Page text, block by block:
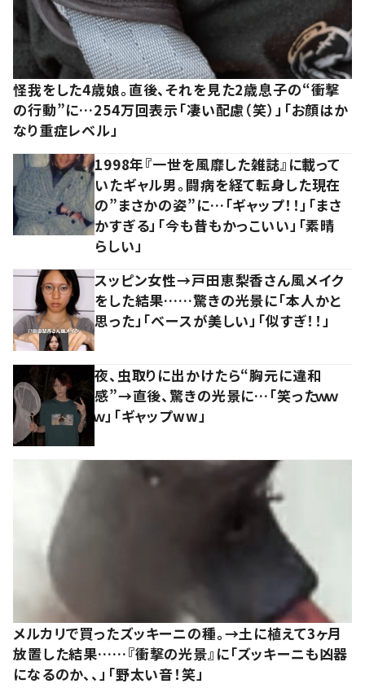
怪我をした4歳娘。直後、それを見た2歳息子の“衝撃
の行動”に…254万回表示「凄い配慮（笑）」「お顔はか
なり重症レベル」
1998年『一世を風靡した雑誌』に載って
いたギャル男。闘病を経て転身した現在
の”まさかの姿”に…「ギャップ！！」「まさ
かすぎる」「今も昔もかっこいい」「素晴
らしい」
スッピン女性→戸田恵梨香さん風メイク
をした結果……驚きの光景に「本人かと
思った」「ベースが美しい」「似すぎ！！」
夜、虫取りに出かけたら“胸元に違和
感”→直後、驚きの光景に…「笑ったｗｗ
ｗ」「ギャップww」
メルカリで買ったズッキーニの種。→土に植えて3ヶ月
放置した結果……『衝撃の光景』に「ズッキーニも凶器
になるのか、、」「野太い音！笑」